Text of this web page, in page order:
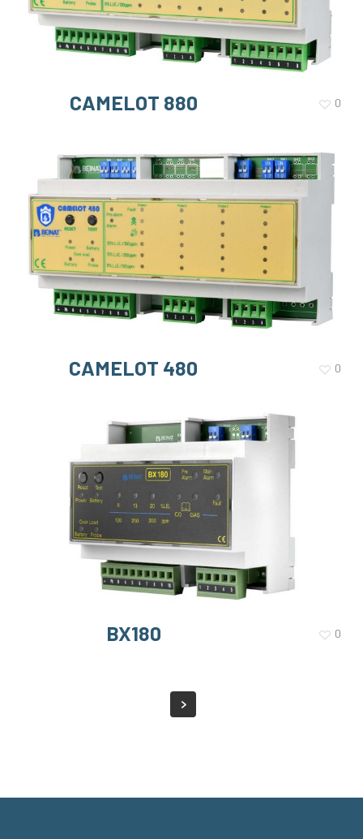
CAMELOT 880 0
CAMELOT 480 0
BX180 0